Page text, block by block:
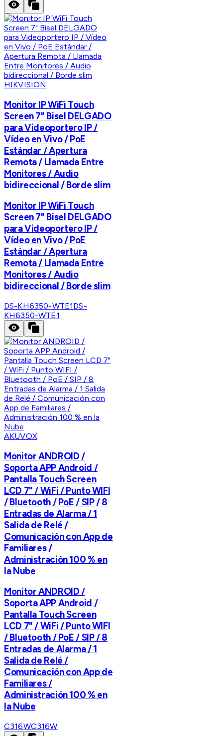
HIKVISION
Monitor IP WiFi Touch
Screen 7" Bisel DELGADO
para Videoportero IP /
Vídeo en Vivo / PoE
Estándar / Apertura
Remota / Llamada Entre
Monitores / Audio
bidireccional / Borde slim
Monitor IP WiFi Touch
Screen 7" Bisel DELGADO
para Videoportero IP /
Vídeo en Vivo / PoE
Estándar / Apertura
Remota / Llamada Entre
Monitores / Audio
bidireccional / Borde slim
DS-KH6350-WTE1DS-
KH6350-WTE1
AKUVOX
Monitor ANDROID /
Soporta APP Android /
Pantalla Touch Screen
LCD 7" / WiFi / Punto WIFI
/ Bluetooth / PoE / SIP / 8
Entradas de Alarma / 1
Salida de Relé /
Comunicación con App de
Familiares /
Administración 100 % en
la Nube
Monitor ANDROID /
Soporta APP Android /
Pantalla Touch Screen
LCD 7" / WiFi / Punto WIFI
/ Bluetooth / PoE / SIP / 8
Entradas de Alarma / 1
Salida de Relé /
Comunicación con App de
Familiares /
Administración 100 % en
la Nube
C316WC316W